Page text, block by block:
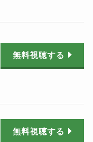
無料視聴する
無料視聴する